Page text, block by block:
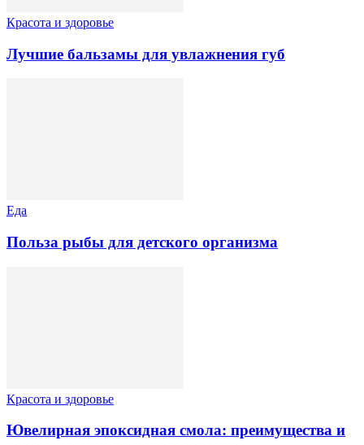
Красота и здоровье
Лучшие бальзамы для увлажнения губ
Еда
Польза рыбы для детского организма
Красота и здоровье
Ювелирная эпоксидная смола: преимущества и